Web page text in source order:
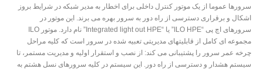
سرورها عموما از یک موتور کنترل داخلی برای اخطار به مدیر شبکه در شرایط بروز
اشکال و برقراری دسترسی از راه دور به سرور بهره می برند. این موتور در
سرورهای اچ پی “ILO HPE” یا “Integrated light out HPE” نام دارد. موتور ILO
مجموعه ای کامل از قابلیتهای مدیریتی تعبیه شده در سرور است که کلیه مراحل
چرخه عمر سرور را پشتیبانی می کند: از نصب و استقرار اولیه و مدیریت مستمر، تا
سیستم هشدار و دسترسی از راه دور. این سیستم در کلیه سرورهای نسل هشتم به